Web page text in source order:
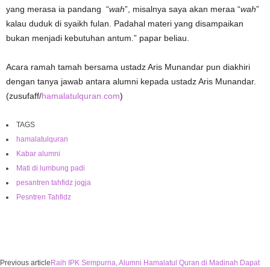
yang merasa ia pandang “wah”, misalnya saya akan meraa “wah”
kalau duduk di syaikh fulan. Padahal materi yang disampaikan
bukan menjadi kebutuhan antum.” papar beliau.
Acara ramah tamah bersama ustadz Aris Munandar pun diakhiri
dengan tanya jawab antara alumni kepada ustadz Aris Munandar.
(zusufaff/hamalatulquran.com)
TAGS
hamalatulquran
Kabar alumni
Mati di lumbung padi
pesantren tahfidz jogja
Pesntren Tahfidz
Previous articleRaih IPK Sempurna, Alumni Hamalatul Quran di Madinah Dapat